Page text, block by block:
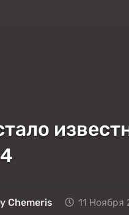
Chemеris 11 Ноября